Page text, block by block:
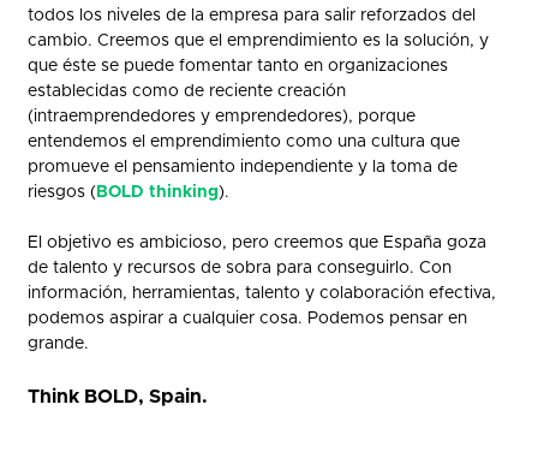
todos los niveles de la empresa para salir reforzados del
cambio. Creemos que el emprendimiento es la solución, y
que éste se puede fomentar tanto en organizaciones
establecidas como de reciente creación
(intraemprendedores y emprendedores), porque
entendemos el emprendimiento como una cultura que
promueve el pensamiento independiente y la toma de
riesgos ( BOLD thinking).
El objetivo es ambicioso, pero creemos que España goza
de talento y recursos de sobra para conseguirlo. Con
información, herramientas, talento y colaboración efectiva,
podemos aspirar a cualquier cosa. Podemos pensar en
grande.
Think BOLD, Spain.